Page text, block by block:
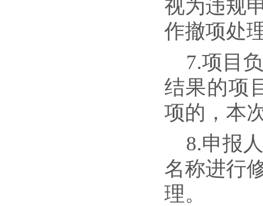
视为违规
作撤项处
7.项目
结果的项
项的，本
8.申报
名称进行
理。